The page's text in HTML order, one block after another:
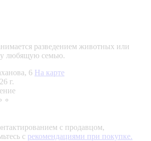
разведением животных или
любящую семью.
6 На карте
г.
с продавцом,
с рекомендациями при покупке.